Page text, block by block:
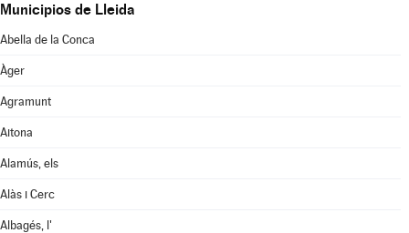
Municipios de Lleida
Abella de la Conca
Àger
Agramunt
Aitona
Alamús, els
Alàs i Cerc
Albagés, l'